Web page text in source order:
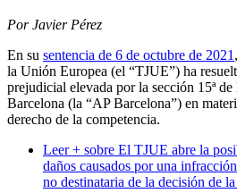
Por Javier Pérez
En su sentencia de 6 de octubre de 2021
la Unión Europea (el “TJUE”) ha
prejudicial elevada por la sección 15ª
Barcelona (la “AP Barcelona”) en
derecho de la competencia.
Leer + sobre El TJUE abre la
daños causados por una
no destinataria de la decisión de